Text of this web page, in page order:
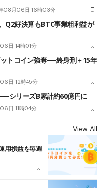
08月06日 16時03分
Q2好決算もBTC事業粗利益が
日 14時01分
トコイン強奪──終身刑＋15年
日 12時45分
シリーズB累計約60億円に
日 11時04分
View All
用損益を毎週